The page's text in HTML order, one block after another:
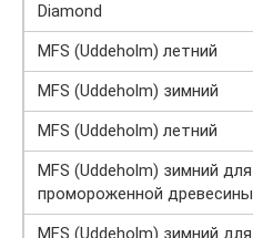
Diamond
MFS (Uddeholm) летний
MFS (Uddeholm) зимний
MFS (Uddeholm) летний
MFS (Uddeholm) зимний для
промороженной древесины
MFS (Uddeholm) зимний для